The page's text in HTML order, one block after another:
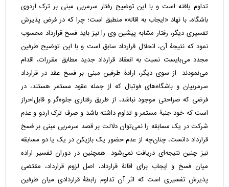
تداوم یافته است و با این توضیح رفتار سرمربی مبنی بر ترک اردوی
باشگاه، با نهاد «ایجاب به اقاله» منطبق است؛ چرا که در فرض پذیرش
تفسیری دیگر، رفتار مشابه پیشین وی را نیز باید فسخ قرارداد محسوب
نمود که نتیجۀ آن، انحلال قرارداد سابق است و با این توضیح طرفین
مجدد می‌بایست نسبت به انعقاد قرارداد جدید مطابق مقررات، اقدام
می‌نمودند. از سوی دیگر، ارادۀ طرفین مبنی بر فسخ عقد در قرارداد
سرمربیان و باشگاه‌های فوتبال که از جمله عقود مستمر هستند، در
فرضی که صراحتی موجود نباشد، از طریق رفتاری جلوه‌گر و قابل‌احراز
است که خود جنبۀ مستمر و تداوم داشته باشد و صِرف ترک اردو و عدم
شرکت در یک مسابقه را نمی‌توان دلالت بر قصد سرمربی مبنی بر فسخ
قرارداد دانست، چنان‌چه از عدم حضور یک بازیکن در یک یا دو مسابقه
نیز چنین نتیجه‌ای دریافت نمی‌شود. همچنین در دوران تفسیر اراده
میان فسخ و ایجاب برای اقالۀ قرارداد، اصل لزوم قرارداد، مقتضی
پذیرش تفسیری است که اثر آن تداوم رابطۀ قراردادی میان طرفین